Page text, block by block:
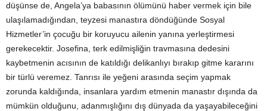
düşünse de, Angela’ya babasının ölümünü haber vermek için bile
ulaşılamadığından, teyzesi manastıra döndüğünde Sosyal
Hizmetler’in çocuğu bir koruyucu ailenin yanına yerleştirmesi
gerekecektir. Josefina, terk edilmişliğin travmasına dedesini
kaybetmenin acısının de katıldığı delikanlıyı bırakıp gitme kararını
bir türlü veremez. Tanrısı ile yeğeni arasında seçim yapmak
zorunda kaldığında, insanlara yardım etmenin manastır dışında da
mümkün olduğunu, adanmışlığını dış dünyada da yaşayabileceğini